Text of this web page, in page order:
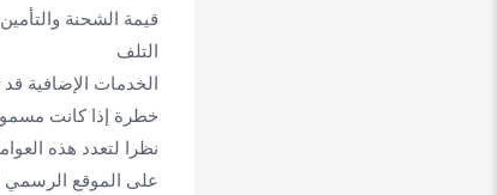
قيمة الشحنة
التلف
الخدمات الإضافية
خطرة إذا كانت
نظرا لتعدد هذه
على الموقع الرسمي